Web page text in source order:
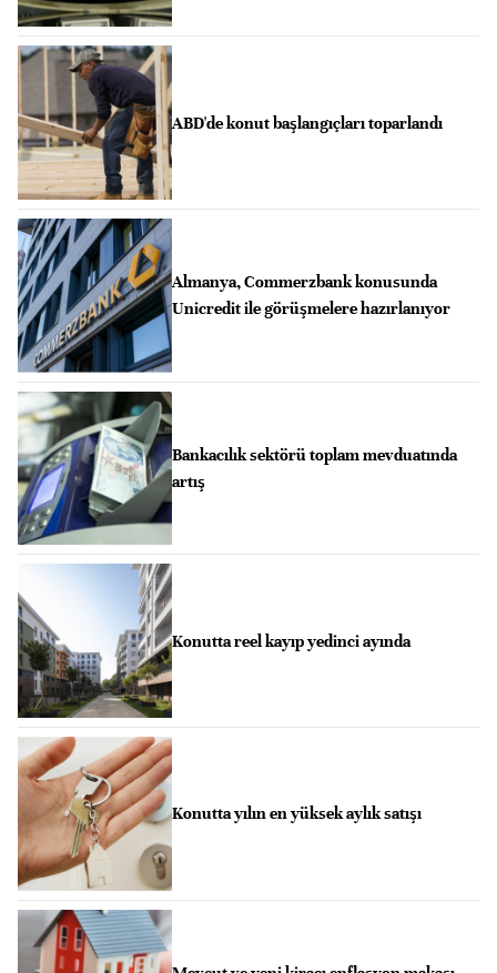
ABD'de konut başlangıçları toparlandı
Almanya, Commerzbank konusunda
Unicredit ile görüşmelere hazırlanıyor
Bankacılık sektörü toplam mevduatında
artış
Konutta reel kayıp yedinci ayında
Konutta yılın en yüksek aylık satışı